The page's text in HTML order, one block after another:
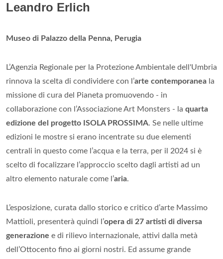
Leandro Erlich
Museo di Palazzo della Penna, Perugia
L’Agenzia Regionale per la Protezione Ambientale dell'Umbria
rinnova la scelta di condividere con l’arte contemporanea la
missione di cura del Pianeta promuovendo - in
collaborazione con l’Associazione Art Monsters - la quarta
edizione del progetto ISOLA PROSSIMA. Se nelle ultime
edizioni le mostre si erano incentrate su due elementi
centrali in questo come l’acqua e la terra, per il 2024 si è
scelto di focalizzare l’approccio scelto dagli artisti ad un
altro elemento naturale come l’aria.
L’esposizione, curata dallo storico e critico d’arte Massimo
Mattioli, presenterà quindi l’opera di 27 artisti di diversa
generazione e di rilievo internazionale, attivi dalla metà
dell’Ottocento fino ai giorni nostri. Ed assume grande